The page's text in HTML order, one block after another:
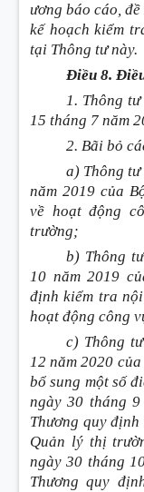
ương báo cáo,
kế hoạch kiểm
tại Thông tư này.
Điều 8.
1. Thông
15 tháng 7 năm
2. Bãi bỏ
a) Thông tư
năm 2019 của
về hoạt động
trường;
b) Thông
10 năm 2019
định kiểm tra
hoạt động công
c) Thông
12 năm 2020
bổ sung một số
ngày 30 tháng
Thương quy
Quản lý thị
ngày 30 tháng
Thương quy